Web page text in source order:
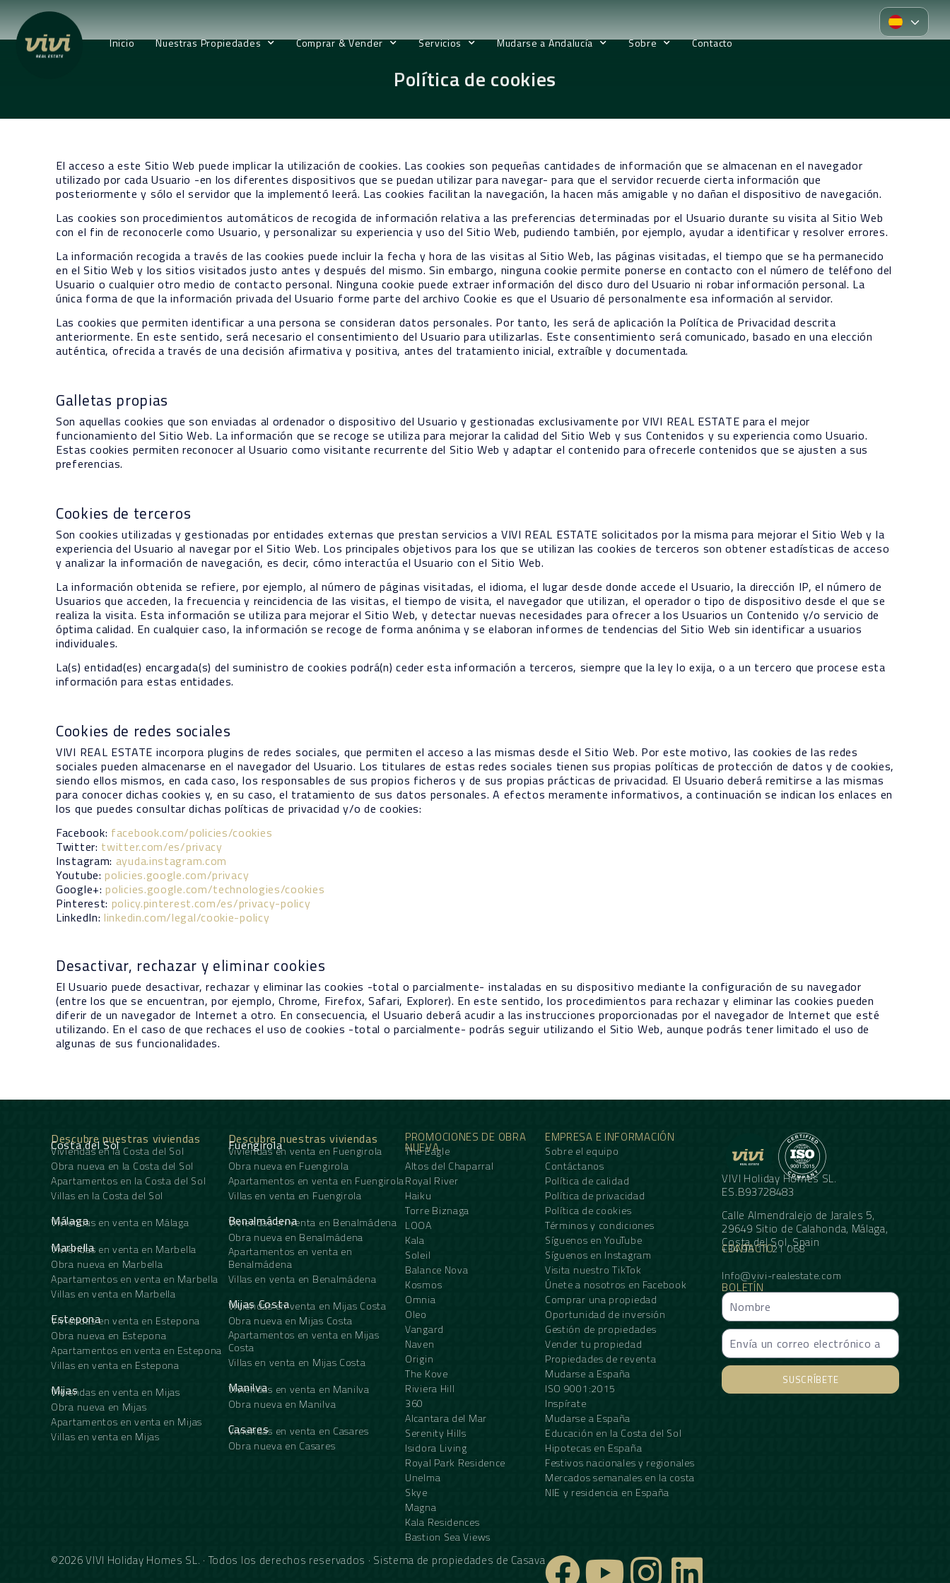
Inicio Nuestras Propiedades Comprar & Vender Servicios Mudarse a Andalucía Sobre Contacto
Política de cookies
El acceso a este Sitio Web puede implicar la utilización de cookies. Las cookies son pequeñas cantidades de información que se almacenan en el navegador
utilizado por cada Usuario -en los diferentes dispositivos que se puedan utilizar para navegar- para que el servidor recuerde cierta información que
posteriormente y sólo el servidor que la implementó leerá. Las cookies facilitan la navegación, la hacen más amigable y no dañan el dispositivo de navegación.
Las cookies son procedimientos automáticos de recogida de información relativa a las preferencias determinadas por el Usuario durante su visita al Sitio Web
con el fin de reconocerle como Usuario, y personalizar su experiencia y uso del Sitio Web, pudiendo también, por ejemplo, ayudar a identificar y resolver errores.
La información recogida a través de las cookies puede incluir la fecha y hora de las visitas al Sitio Web, las páginas visitadas, el tiempo que se ha permanecido
en el Sitio Web y los sitios visitados justo antes y después del mismo. Sin embargo, ninguna cookie permite ponerse en contacto con el número de teléfono del
Usuario o cualquier otro medio de contacto personal. Ninguna cookie puede extraer información del disco duro del Usuario ni robar información personal. La
única forma de que la información privada del Usuario forme parte del archivo Cookie es que el Usuario dé personalmente esa información al servidor.
Las cookies que permiten identificar a una persona se consideran datos personales. Por tanto, les será de aplicación la Política de Privacidad descrita
anteriormente. En este sentido, será necesario el consentimiento del Usuario para utilizarlas. Este consentimiento será comunicado, basado en una elección
auténtica, ofrecida a través de una decisión afirmativa y positiva, antes del tratamiento inicial, extraíble y documentada.
Galletas propias
Son aquellas cookies que son enviadas al ordenador o dispositivo del Usuario y gestionadas exclusivamente por VIVI REAL ESTATE para el mejor
funcionamiento del Sitio Web. La información que se recoge se utiliza para mejorar la calidad del Sitio Web y sus Contenidos y su experiencia como Usuario.
Estas cookies permiten reconocer al Usuario como visitante recurrente del Sitio Web y adaptar el contenido para ofrecerle contenidos que se ajusten a sus
preferencias.
Cookies de terceros
Son cookies utilizadas y gestionadas por entidades externas que prestan servicios a VIVI REAL ESTATE solicitados por la misma para mejorar el Sitio Web y la
experiencia del Usuario al navegar por el Sitio Web. Los principales objetivos para los que se utilizan las cookies de terceros son obtener estadísticas de acceso
y analizar la información de navegación, es decir, cómo interactúa el Usuario con el Sitio Web.
La información obtenida se refiere, por ejemplo, al número de páginas visitadas, el idioma, el lugar desde donde accede el Usuario, la dirección IP, el número de
Usuarios que acceden, la frecuencia y reincidencia de las visitas, el tiempo de visita, el navegador que utilizan, el operador o tipo de dispositivo desde el que se
realiza la visita. Esta información se utiliza para mejorar el Sitio Web, y detectar nuevas necesidades para ofrecer a los Usuarios un Contenido y/o servicio de
óptima calidad. En cualquier caso, la información se recoge de forma anónima y se elaboran informes de tendencias del Sitio Web sin identificar a usuarios
individuales.
La(s) entidad(es) encargada(s) del suministro de cookies podrá(n) ceder esta información a terceros, siempre que la ley lo exija, o a un tercero que procese esta
información para estas entidades.
Cookies de redes sociales
VIVI REAL ESTATE incorpora plugins de redes sociales, que permiten el acceso a las mismas desde el Sitio Web. Por este motivo, las cookies de las redes
sociales pueden almacenarse en el navegador del Usuario. Los titulares de estas redes sociales tienen sus propias políticas de protección de datos y de cookies,
siendo ellos mismos, en cada caso, los responsables de sus propios ficheros y de sus propias prácticas de privacidad. El Usuario deberá remitirse a las mismas
para conocer dichas cookies y, en su caso, el tratamiento de sus datos personales. A efectos meramente informativos, a continuación se indican los enlaces en
los que puedes consultar dichas políticas de privacidad y/o de cookies:
Facebook: facebook.com/policies/cookies
Twitter: twitter.com/es/privacy
Instagram: ayuda.instagram.com
Youtube:policies.google.com/privacy
Google+:policies.google.com/technologies/cookies
Pinterest: policy.pinterest.com/es/privacy-policy
LinkedIn: linkedin.com/legal/cookie-policy
Desactivar, rechazar y eliminar cookies
El Usuario puede desactivar, rechazar y eliminar las cookies -total o parcialmente- instaladas en su dispositivo mediante la configuración de su navegador
(entre los que se encuentran, por ejemplo, Chrome, Firefox, Safari, Explorer). En este sentido, los procedimientos para rechazar y eliminar las cookies pueden
diferir de un navegador de Internet a otro. En consecuencia, el Usuario deberá acudir a las instrucciones proporcionadas por el navegador de Internet que esté
utilizando. En el caso de que rechaces el uso de cookies -total o parcialmente- podrás seguir utilizando el Sitio Web, aunque podrás tener limitado el uso de
algunas de sus funcionalidades.
Descubre nuestras viviendas
Costa del Sol
Viviendas en la Costa del Sol
Obra nueva en la Costa del Sol
Apartamentos en la Costa del Sol
Villas en la Costa del Sol
Málaga
Viviendas en venta en Málaga
Marbella
Viviendas en venta en Marbella
Obra nueva en Marbella
Apartamentos en venta en Marbella
Villas en venta en Marbella
Estepona
Viviendas en venta en Estepona
Obra nueva en Estepona
Apartamentos en venta en Estepona
Villas en venta en Estepona
Mijas
Viviendas en venta en Mijas
Obra nueva en Mijas
Apartamentos en venta en Mijas
Villas en venta en Mijas
Descubre nuestras viviendas
Fuengirola
Viviendas en venta en Fuengirola
Obra nueva en Fuengirola
Apartamentos en venta en Fuengirola
Villas en venta en Fuengirola
Benalmádena
Viviendas en venta en Benalmádena
Obra nueva en Benalmádena
Apartamentos en venta en
Benalmádena
Villas en venta en Benalmádena
Mijas Costa
Viviendas en venta en Mijas Costa
Obra nueva en Mijas Costa
Apartamentos en venta en Mijas
Costa
Villas en venta en Mijas Costa
Manilva
Viviendas en venta en Manilva
Obra nueva en Manilva
Casares
Viviendas en venta en Casares
Obra nueva en Casares
PROMOCIONES DE OBRA
NUEVA
The Eagle
Altos del Chaparral
Royal River
Haiku
Torre Biznaga
LOOA
Kala
Soleil
Balance Nova
Kosmos
Omnia
Oleo
Vangard
Naven
Origin
The Kove
Riviera Hill
360
Alcantara del Mar
Serenity Hills
Isidora Living
Royal Park Residence
Unelma
Skye
Magna
Kala Residences
Bastion Sea Views
EMPRESA E INFORMACIÓN
Sobre el equipo
Contáctanos
Política de calidad
Política de privacidad
Política de cookies
Términos y condiciones
Síguenos en YouTube
Síguenos en Instagram
Visita nuestro TikTok
Únete a nosotros en Facebook
Comprar una propiedad
Oportunidad de inversión
Gestión de propiedades
Vender tu propiedad
Propiedades de reventa
Mudarse a España
ISO 9001:2015
Inspírate
Mudarse a España
Educación en la Costa del Sol
Hipotecas en España
Festivos nacionales y regionales
Mercados semanales en la costa
NIE y residencia en España
VIVI Holiday Homes SL.
ES.B93728483
Calle Almendralejo de Jarales 5,
29649 Sitio de Calahonda, Málaga,
Costa del Sol, Spain
CONTACTO
+34 95 11 21 068
Info@vivi-realestate.com
BOLETÍN
SUSCRÍBETE
©2026 VIVI Holiday Homes SL. · Todos los derechos reservados · Sistema de propiedades de Casava